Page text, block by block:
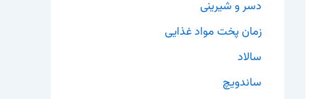
دسر و شیرینی
زمان پخت مواد غذایی
سالاد
ساندویچ